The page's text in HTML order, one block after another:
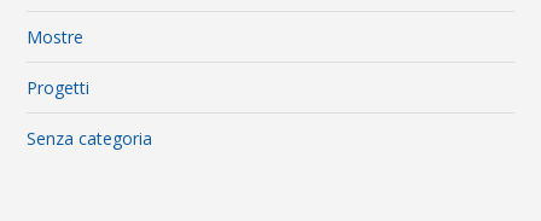
Mostre
Progetti
Senza categoria